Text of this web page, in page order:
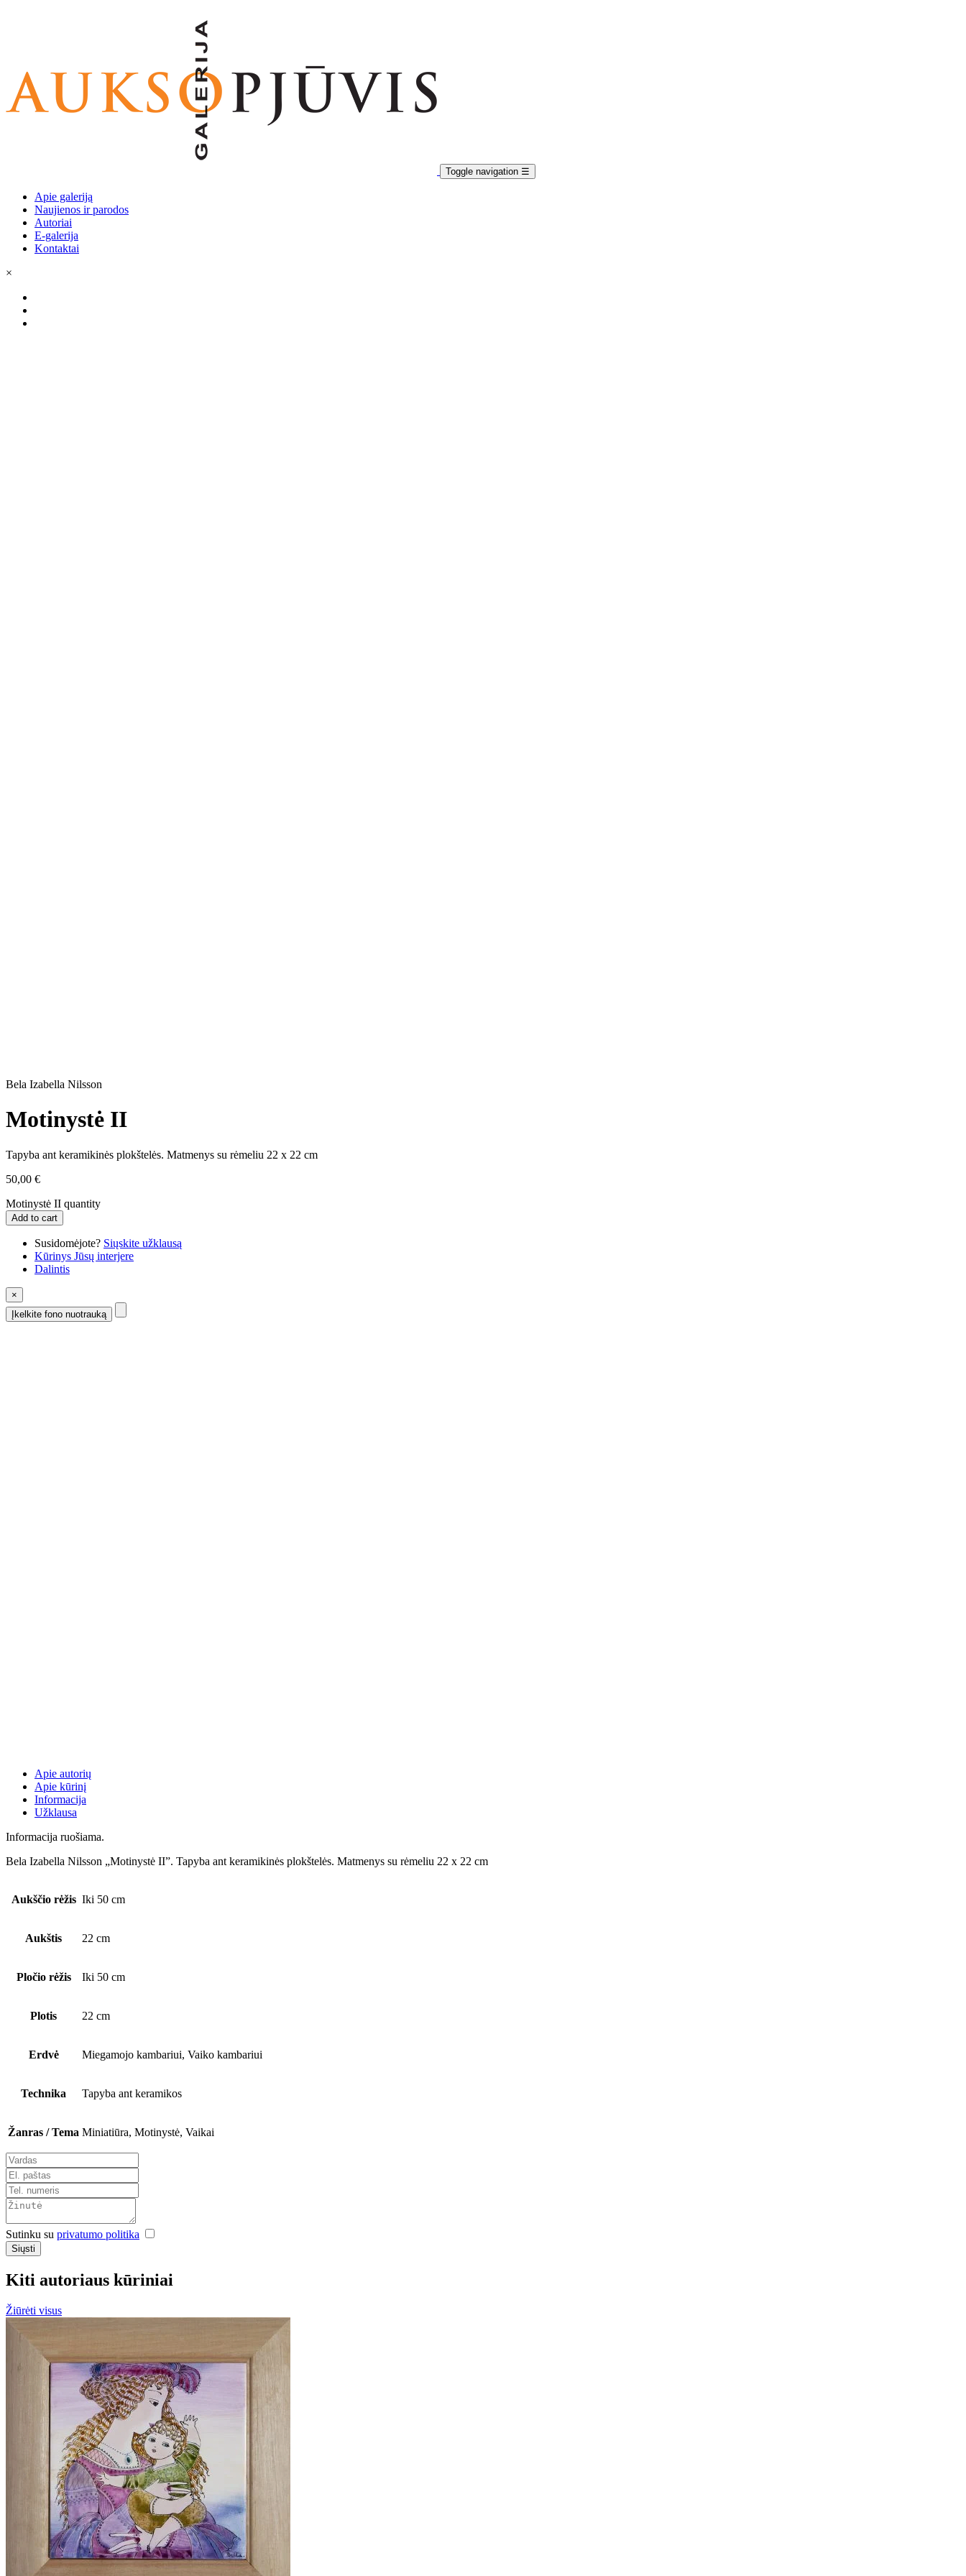
Toggle navigation ☰
Apie galeriją
Naujienos ir parodos
Autoriai
E-galerija
Kontaktai
×
Bela Izabella Nilsson
Motinystė II
Tapyba ant keramikinės plokštelės. Matmenys su rėmeliu 22 x 22 cm
50,00 €
Motinystė II quantity
Add to cart
Susidomėjote? Siųskite užklausą
Kūrinys Jūsų interjere
Dalintis
×
Įkelkite fono nuotrauką
Apie autorių
Apie kūrinį
Informacija
Užklausa
Informacija ruošiama.
Bela Izabella Nilsson „Motinystė II”. Tapyba ant keramikinės plokštelės. Matmenys su rėmeliu 22 x 22 cm
Aukščio rėžis Iki 50 cm
Aukštis 22 cm
Pločio rėžis Iki 50 cm
Plotis 22 cm
Erdvė Miegamojo kambariui, Vaiko kambariui
Technika Tapyba ant keramikos
Žanras / Tema Miniatiūra, Motinystė, Vaikai
Sutinku su privatumo politika
Siųsti
Kiti autoriaus kūriniai
Žiūrėti visus